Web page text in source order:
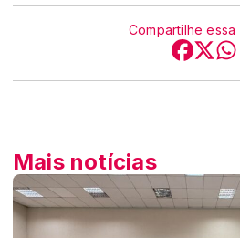
Compartilhe essa
Mais notícias